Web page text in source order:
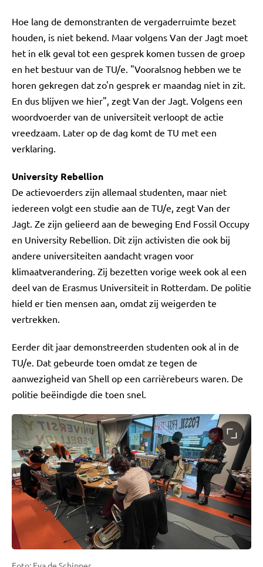
Hoe lang de demonstranten de vergaderruimte bezet
houden, is niet bekend. Maar volgens Van der Jagt moet
het in elk geval tot een gesprek komen tussen de groep
en het bestuur van de TU/e. "Vooralsnog hebben we te
horen gekregen dat zo'n gesprek er maandag niet in zit.
En dus blijven we hier", zegt Van der Jagt. Volgens een
woordvoerder van de universiteit verloopt de actie
vreedzaam. Later op de dag komt de TU met een
verklaring.
University Rebellion
De actievoerders zijn allemaal studenten, maar niet
iedereen volgt een studie aan de TU/e, zegt Van der
Jagt. Ze zijn gelieerd aan de beweging End Fossil Occupy
en University Rebellion. Dit zijn activisten die ook bij
andere universiteiten aandacht vragen voor
klimaatverandering. Zij bezetten vorige week ook al een
deel van de Erasmus Universiteit in Rotterdam. De politie
hield er tien mensen aan, omdat zij weigerden te
vertrekken.
Eerder dit jaar demonstreerden studenten ook al in de
TU/e. Dat gebeurde toen omdat ze tegen de
aanwezigheid van Shell op een carrièrebeurs waren. De
politie beëindigde die toen snel.